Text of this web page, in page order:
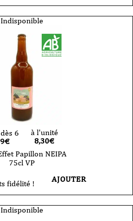
Indisponible
dès 6
à l'unité
8,30€
Papillon NEIPA
75cl VP
fidélité ! AJOUTER
Indisponible